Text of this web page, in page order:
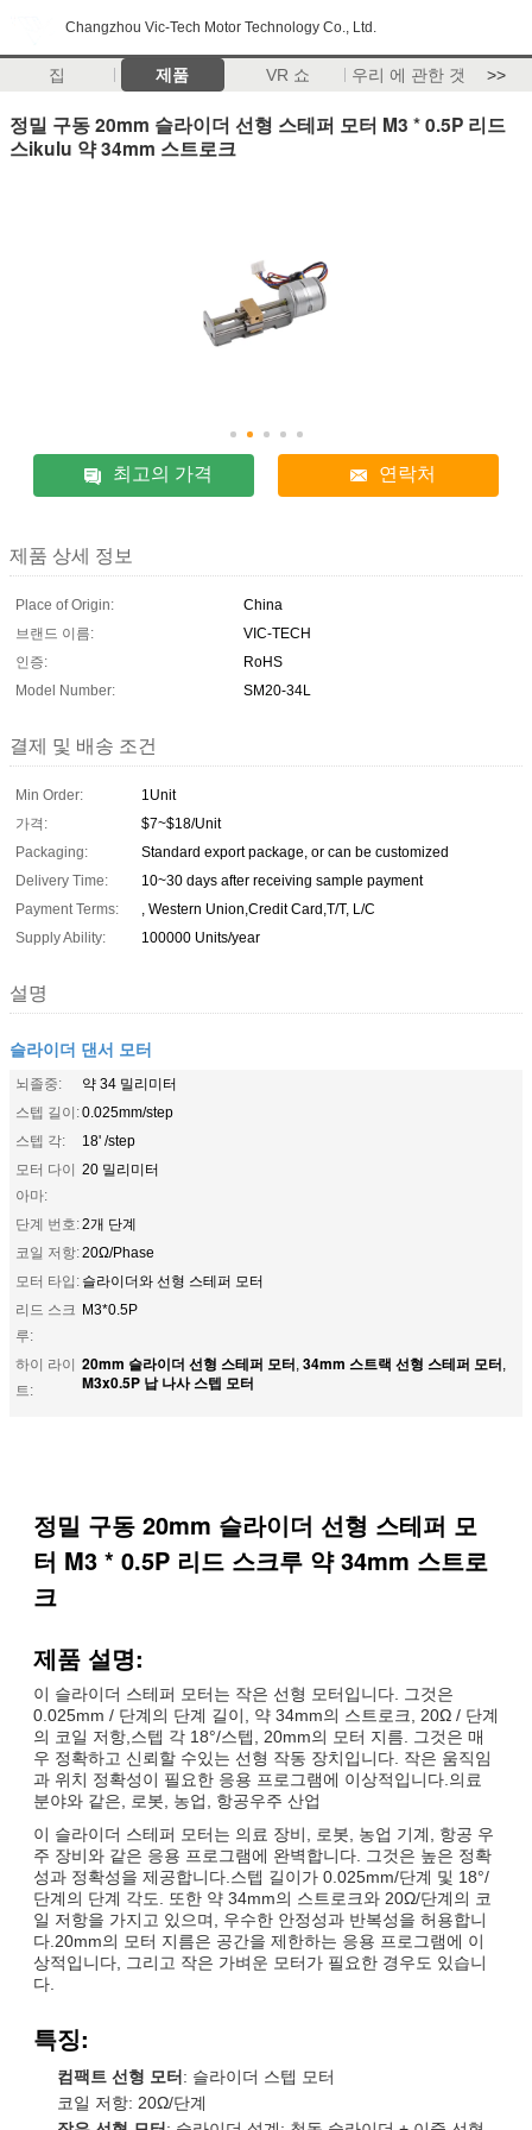
Changzhou Vic-Tech Motor Technology Co., Ltd.
집 제품 VR 쇼 우리 에 관한 것 >>
정밀 구동 20mm 슬라이더 선형 스테퍼 모터 M3 * 0.5P 리드
스ikulu 약 34mm 스트로크
최고의 가격 연락처
제품 상세 정보
Place of Origin:
China
브랜드 이름:
VIC-TECH
인증:
RoHS
Model Number:
SM20-34L
결제 및 배송 조건
Min Order:
1Unit
가격:
$7~$18/Unit
Packaging:
Standard export package, or can be customized
Delivery Time:
10~30 days after receiving sample payment
Payment Terms:
, Western Union,Credit Card,T/T, L/C
Supply Ability:
100000 Units/year
설명
슬라이더 댄서 모터
뇌졸중:
약 34 밀리미터
스텝 길이:0.025mm/step
스텝 각:
18' /step
모터 다이
아마:
20 밀리미터
단계 번호:2개 단계
코일 저항:20Ω/Phase
모터 타입: 슬라이더와 선형 스테퍼 모터
리드 스크
루:
M3*0.5P
하이 라이
트:
20mm 슬라이더 선형 스테퍼 모터, 34mm 스트랙 선형 스테퍼 모터,
M3x0.5P 납 나사 스텝 모터
정밀 구동 20mm 슬라이더 선형 스테퍼 모
터 M3 * 0.5P 리드 스크루 약 34mm 스트로
크
제품 설명:
이 슬라이더 스테퍼 모터는 작은 선형 모터입니다. 그것은
0.025mm / 단계의 단계 길이, 약 34mm의 스트로크, 20Ω / 단계
의 코일 저항,스텝 각 18°/스텝, 20mm의 모터 지름. 그것은 매
우 정확하고 신뢰할 수있는 선형 작동 장치입니다. 작은 움직임
과 위치 정확성이 필요한 응용 프로그램에 이상적입니다.의료
분야와 같은, 로봇, 농업, 항공우주 산업
이 슬라이더 스테퍼 모터는 의료 장비, 로봇, 농업 기계, 항공 우
주 장비와 같은 응용 프로그램에 완벽합니다. 그것은 높은 정확
성과 정확성을 제공합니다.스텝 길이가 0.025mm/단계 및 18°/
단계의 단계 각도. 또한 약 34mm의 스트로크와 20Ω/단계의 코
일 저항을 가지고 있으며, 우수한 안정성과 반복성을 허용합니
다.20mm의 모터 지름은 공간을 제한하는 응용 프로그램에 이
상적입니다, 그리고 작은 가벼운 모터가 필요한 경우도 있습니
다.
특징:
컴팩트 선형 모터 : 슬라이더 스텝 모터
코일 저항: 20Ω/단계